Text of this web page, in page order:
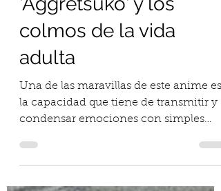
'Aggretsuko' y los
colmos de la vida
adulta
Una de las maravillas de este anime es
la capacidad que tiene de transmitir y